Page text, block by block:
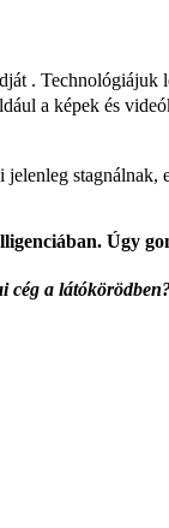
. Technológiájuk
a képek és
jelenleg
Úgy
cég a